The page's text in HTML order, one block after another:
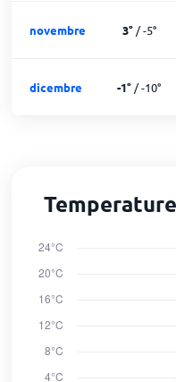
novembre 3°/-5°
dicembre -1° /-10°